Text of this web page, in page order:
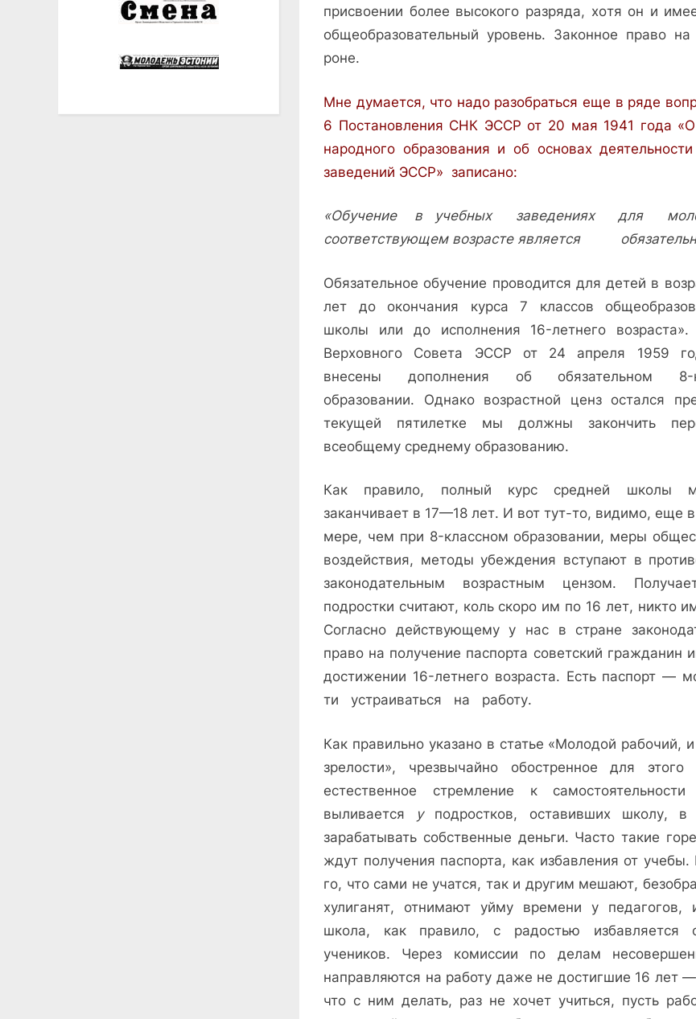
присвоении более высокого разряда, хо­тя он и
об­щеобразовательный уровень. Законное право
роне.
Мне думается, что надо разобраться еще в ряде
6 Постановления СНК ЭССР от 20 мая 1941 года
народного образования и об основах
заве­дений ЭССР» записано:
«Обучение в учебных за­ведениях для
соответствующем возрасте является
Обязательное обучение про­водится для детей в
лет до окончания курса 7 классов
школы или до исполнения 16-летнего воз­раста».
Верховного Совета ЭССР от 24 апреля 1959
внесены до­полнения об обязательном 8-
образовании. Од­нако возрастной ценз остал­ся
текущей пя­тилетке мы должны закон­чить
всеобщему среднему образованию.
Как правило, полный курс средней школы
заканчивает в 17—18 лет. И вот тут-то, видимо, еще
мере, чем при 8-классном образовании, ме­ры
воздейст­вия, методы убеждения вступают в
законодательным возраст­ным цензом.
подростки считают, коль скоро им по 16 лет, никто
Согласно действую­щему у нас в стране
право на получе­ние паспорта советский гражданин
дости­жении 16-летнего возраста. Есть паспорт —
ти устраиваться на работу.
Как правильно указано в статье «Молодой рабочий, и
зрелости», чрезвы­чайно обостренное для этого
естественное стрем­ление к самостоятельности
выливается
у под­ростков, оставивших школу, в
зарабатывать соб­ственные деньги. Часто та­кие
ждут по­лучения паспорта, как из­бавления от
го, что сами не учатся, так и другим мешают,
хулиганят, отнимают уйму времени у педагогов,
школа, как правило, с радостью избавляется
учеников. Через ко­миссии по делам
направляются на работу даже не достигшие 16 лет —
что с ним делать, раз не хочет учить­ся, пусть